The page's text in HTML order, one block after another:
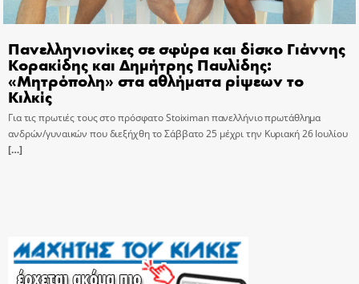
Πανελληνιονίκες σε σφύρα και δίσκο Γιάννης
Κορακίδης και Δημήτρης Παυλίδης:
«Μητρόπολη» στα αθλήματα ρίψεων το
Κιλκίς
Για τις πρωτιές τους στο πρόσφατο Stoiximan πανελλήνιο πρωτάθλημα
ανδρών/γυναικών που διεξήχθη το Σάββατο 25 μέχρι την Κυριακή 26 Ιουλίου
[…]